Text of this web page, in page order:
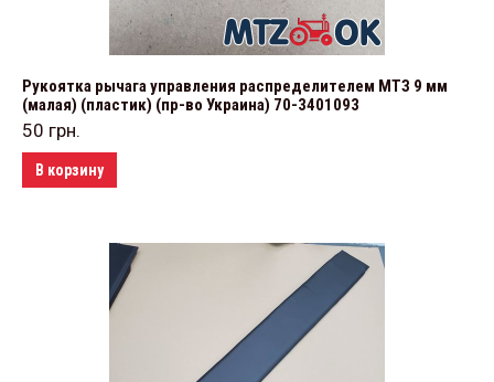
Рукоятка рычага управления распределителем МТЗ 9 мм
(малая) (пластик) (пр-во Украина) 70-3401093
50 грн.
В корзину